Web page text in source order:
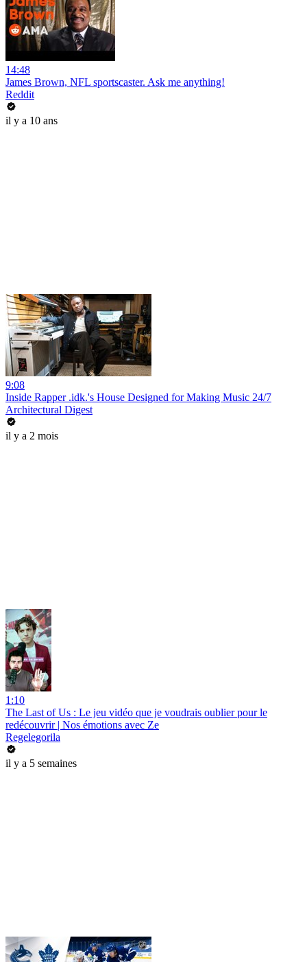
14:48
James Brown, NFL sportscaster. Ask me anything!
Reddit
il y a 10 ans
9:08
Inside Rapper .idk.'s House Designed for Making Music 24/7
Architectural Digest
il y a 2 mois
1:10
The Last of Us : Le jeu vidéo que je voudrais oublier pour le
redécouvrir | Nos émotions avec Ze
Regelegorila
il y a 5 semaines